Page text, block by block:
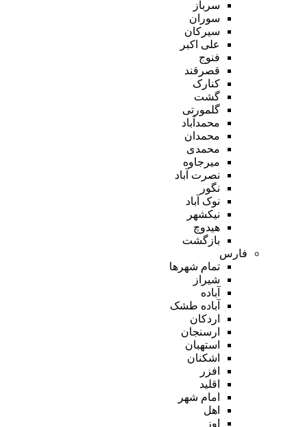
سرباز
سوران
سیرکان
علی اکبر
فنوج
قصرقند
کنارک
گشت
گلمورتی
محمدآباد
محمدان
محمدی
میرجاوه
نصرت آباد
نگور
نوک آباد
نیکشهر
هیدوچ
بازگشت
فارس
تمام شهر‌ها
شیراز
آباده
آباده طشک
اردکان
ارسنجان
استهبان
اشکنان
افزر
اقلید
امام شهر
اهل
اوز